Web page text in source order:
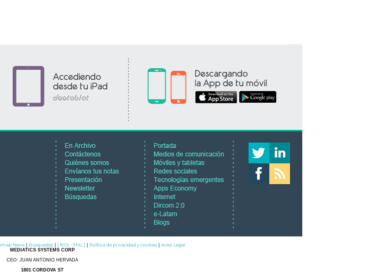
News Búsquedas [ RSS - XML ] Política de privacidad y cookies Aviso Legal
MEDIATICS SYSTEMS CORP
CEO: JUAN ANTONIO HERVADA
1801 CORDOVA ST